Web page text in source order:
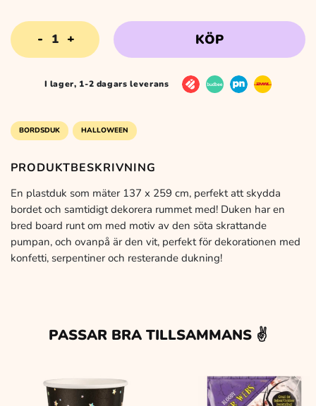
Pumpa
Halloween
137
cm
KÖP
I lager, 1-2 dagars leverans
BORDSDUK HALLOWEEN
PRODUKTBESKRIVNING
En plastduk som mäter 137 x 259 cm, perfekt att skydda
bordet och samtidigt dekorera rummet med! Duken har en
bred board runt om med motiv av den söta skrattande
pumpan, och ovanpå är den vit, perfekt för dekorationen med
konfetti, serpentiner och resterande dukning!
PASSAR BRA TILLSAMMANS ✌️